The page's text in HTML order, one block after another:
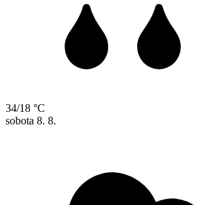
34/18 °C
sobota 8. 8.